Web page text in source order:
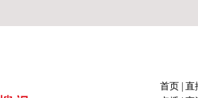
首页 直